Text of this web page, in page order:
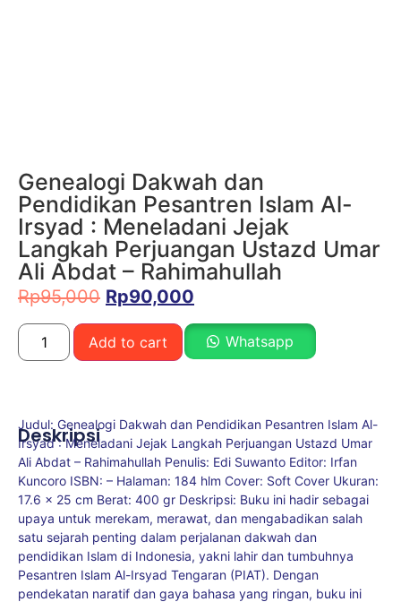
Genealogi Dakwah dan
Pendidikan Pesantren Islam Al-
Irsyad : Meneladani Jejak
Langkah Perjuangan Ustazd Umar
Ali Abdat – Rahimahullah
Rp95,000 Rp90,000
Add to cart Whatsapp
Deskripsi
Judul: Genealogi Dakwah dan Pendidikan Pesantren Islam Al-
Irsyad : Meneladani Jejak Langkah Perjuangan Ustazd Umar
Ali Abdat – Rahimahullah Penulis: Edi Suwanto Editor: Irfan
Kuncoro ISBN: – Halaman: 184 hlm Cover: Soft Cover Ukuran:
17.6 x 25 cm Berat: 400 gr Deskripsi: Buku ini hadir sebagai
upaya untuk merekam, merawat, dan mengabadikan salah
satu sejarah penting dalam perjalanan dakwah dan
pendidikan Islam di Indonesia, yakni lahir dan tumbuhnya
Pesantren Islam Al-Irsyad Tengaran (PIAT). Dengan
pendekatan naratif dan gaya bahasa yang ringan, buku ini